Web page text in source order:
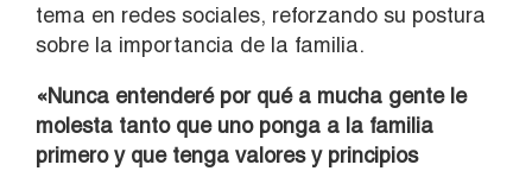
tema en redes sociales, reforzando su postura
sobre la importancia de la familia.
«Nunca entenderé por qué a mucha gente le
molesta tanto que uno ponga a la familia
primero y que tenga valores y principios